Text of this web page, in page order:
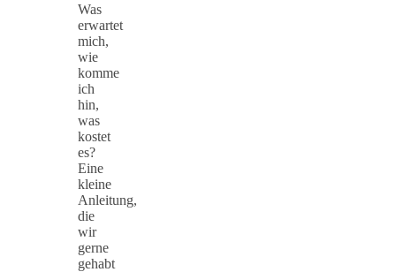
Was
erwartet
mich,
wie
komme
ich
hin,
was
kostet
es?
Eine
kleine
Anleitung,
die
wir
gerne
gehabt